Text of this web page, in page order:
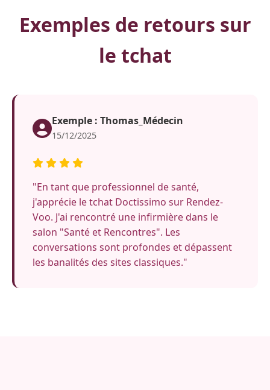
Exemples de retours sur
le tchat
Exemple : Thomas_Médecin
15/12/2025
"En tant que professionnel de santé,
j'apprécie le tchat Doctissimo sur Rendez-
Voo. J'ai rencontré une infirmière dans le
salon "Santé et Rencontres". Les
conversations sont profondes et dépassent
les banalités des sites classiques."